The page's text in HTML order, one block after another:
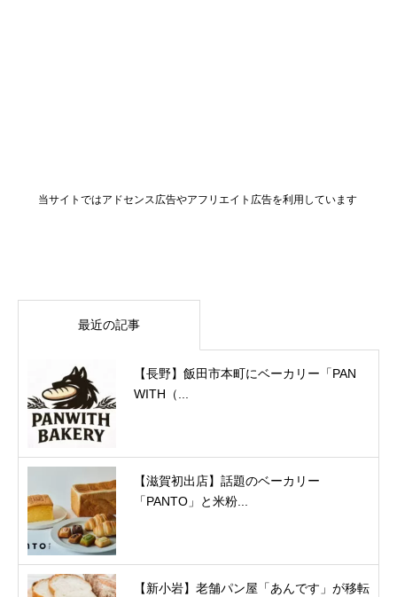
当サイトではアドセンス広告やアフリエイト広告を利用しています
最近の記事
【長野】飯田市本町にベーカリー「PAN
WITH（...
【滋賀初出店】話題のベーカリー
「PANTO」と米粉...
【新小岩】老舗パン屋「あんです」が移転